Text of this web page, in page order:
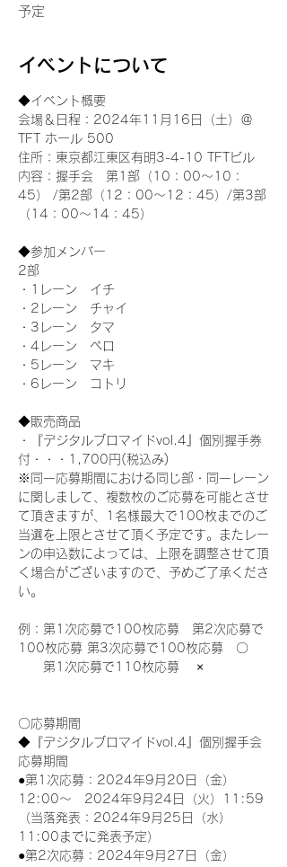
予定
イベントについて
◆イベント概要
会場＆日程：2024年11月16日（土）＠
TFT ホール 500
住所：東京都江東区有明3-4-10 TFTビル
内容：握手会　第1部（10：00～10：
45） /第2部（12：00～12：45）/第3部
（14：00～14：45）
◆参加メンバー
2部
・1レーン　イチ
・2レーン　チャイ
・3レーン　タマ
・4レーン　ペロ
・5レーン　マキ
・6レーン　コトリ
◆販売商品
・『デジタルブロマイドvol.4』個別握手券
付・・・1,700円(税込み)
※同一応募期間における同じ部・同一レーン
に関しまして、複数枚のご応募を可能とさせ
て頂きますが、1名様最大で100枚までのご
当選を上限とさせて頂く予定です。またレー
ンの申込数によっては、上限を調整させて頂
く場合がございますので、予めご了承くださ
い。
例：第1次応募で100枚応募　第2次応募で
100枚応募 第3次応募で100枚応募　〇
第1次応募で110枚応募　 ×
〇応募期間
◆『デジタルブロマイドvol.4』個別握手会
応募期間
●第1次応募：2024年9月20日（金）
12:00～　2024年9月24日（火）11:59
（当落発表：2024年9月25日（水）
11:00までに発表予定）
●第2次応募：2024年9月27日（金）